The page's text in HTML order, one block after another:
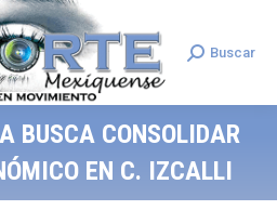
Search:
Buscar
BUSCA CONSOLIDAR
EN C. IZCALLI